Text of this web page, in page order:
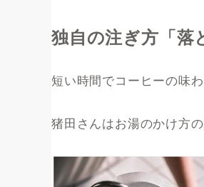
独自の注ぎ方「落
短い時間でコーヒーの味
猪田さんはお湯のかけ方